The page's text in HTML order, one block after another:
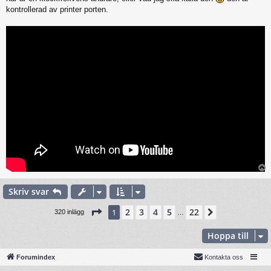
kontrollerad av printer porten.
p
Skriv svar
320 inlägg Sida 1av22
1 2 3 4 5 22
Hoppa till
Forumindex Kontakta oss